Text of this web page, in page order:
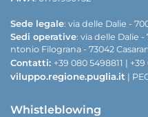
Sede legale: via delle Dalie -
Sedi operative: via delle Dalie
ntonio Filograna - 73042
Contatti: +39 080 5498811 | +39
viluppo.regione.puglia.it |
Whistleblowing